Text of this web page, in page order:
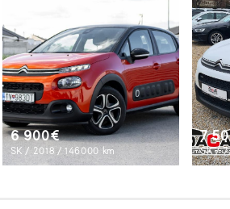
6 900€
SK / 2018 / 146000 km
7
SK /